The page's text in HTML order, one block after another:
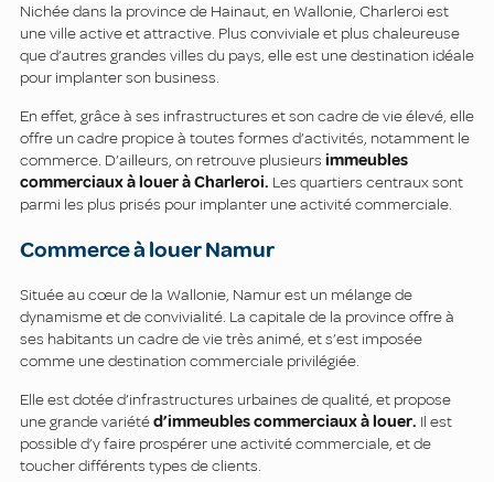
Nichée dans la province de Hainaut, en Wallonie, Charleroi est
une ville active et attractive. Plus conviviale et plus chaleureuse
que d’autres grandes villes du pays, elle est une destination idéale
pour implanter son business.
En effet, grâce à ses infrastructures et son cadre de vie élevé, elle
offre un cadre propice à toutes formes d’activités, notamment le
commerce. D’ailleurs, on retrouve plusieurs immeubles
commerciauxà louer à Charleroi. Les quartiers centraux sont
parmi les plus prisés pour implanter une activité commerciale.
Commerce à louer Namur
Située au cœur de la Wallonie, Namur est un mélange de
dynamisme et de convivialité. La capitale de la province offre à
ses habitants un cadre de vie très animé, et s’est imposée
comme une destination commerciale privilégiée.
Elle est dotée d’infrastructures urbaines de qualité, et propose
une grande variétéd’immeubles commerciaux à louer. Il est
possible d’y faire prospérer une activité commerciale, et de
toucher différents types de clients.